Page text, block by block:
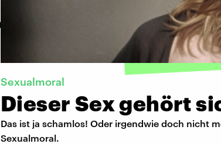
Sexualmoral
Dieser Sex gehört
Das ist ja schamlos! Oder irgendwie doch nicht
Sexualmoral.